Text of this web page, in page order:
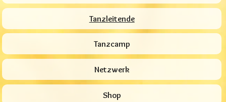
Tanzleitende
Tanzcamp
Netzwerk
Shop